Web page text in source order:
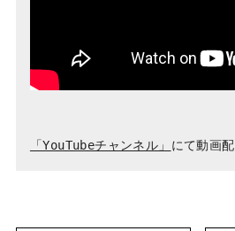
「YouTubeチャンネル」